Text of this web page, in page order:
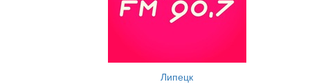
Липецк